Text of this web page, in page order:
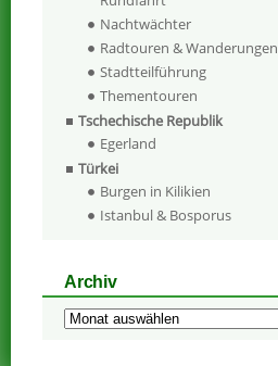
Nachtwächter
Radtouren & Wanderungen
Stadtteilführung
Thementouren
Tschechische Republik
Egerland
Türkei
Burgen in Kilikien
Istanbul & Bosporus
Archiv
Archiv